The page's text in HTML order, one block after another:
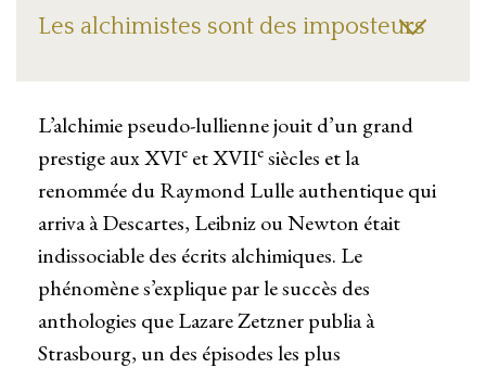
Les alchimistes sont des imposteurs
L’alchimie pseudo-lullienne jouit d’un grand
prestige aux XVIe et XVIIe siècles et la
renommée du Raymond Lulle authentique qui
arriva à Descartes, Leibniz ou Newton était
indissociable des écrits alchimiques. Le
phénomène s’explique par le succès des
anthologies que Lazare Zetzner publia à
Strasbourg, un des épisodes les plus